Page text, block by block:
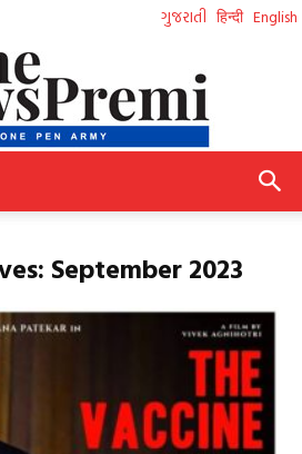
ગુજરાતી हिन्दी English
September 2023